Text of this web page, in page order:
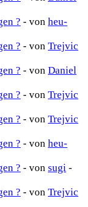
? - von heu-
? - von Trejvic
? - von Daniel
? - von Trejvic
? - von Trejvic
? - von heu-
? - von sugi -
? - von Trejvic